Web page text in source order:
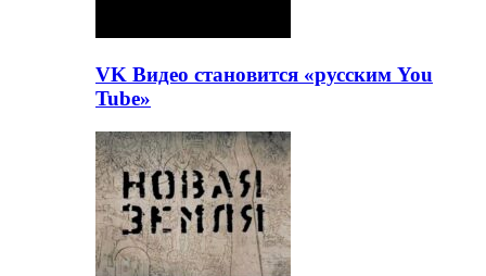
VK Видео становится «русским You
Tube»